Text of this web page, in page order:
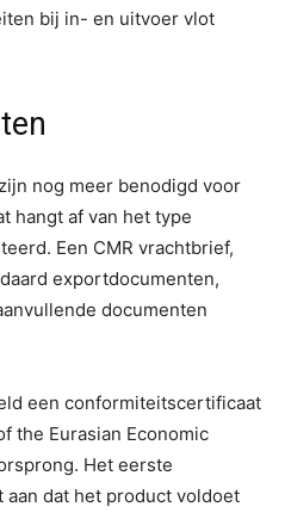
bij in- en uitvoer vlot
nog meer benodigd voor
hangt af van het type
Een CMR vrachtbrief,
exportdocumenten,
documenten
een conformiteitscertificaat
the Eurasian Economic
Het eerste
dat het product voldoet